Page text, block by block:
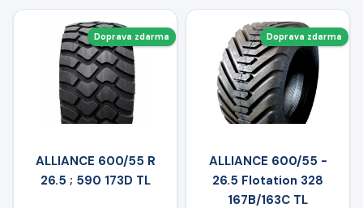
Doprava zdarma
ALLIANCE 600/55 R
26.5 ; 590 173D TL
Doprava zdarma
ALLIANCE 600/55 -
26.5 Flotation 328
167B/163C TL